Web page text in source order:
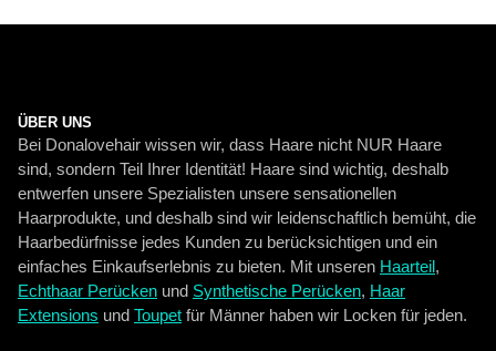
ÜBER UNS
Bei Donalovehair wissen wir, dass Haare nicht NUR Haare
sind, sondern Teil Ihrer Identität! Haare sind wichtig, deshalb
entwerfen unsere Spezialisten unsere sensationellen
Haarprodukte, und deshalb sind wir leidenschaftlich bemüht, die
Haarbedürfnisse jedes Kunden zu berücksichtigen und ein
einfaches Einkaufserlebnis zu bieten. Mit unseren Haarteil ,
Echthaar Perücken und Synthetische Perücken, Haar
Extensions und Toupet für Männer haben wir Locken für jeden.